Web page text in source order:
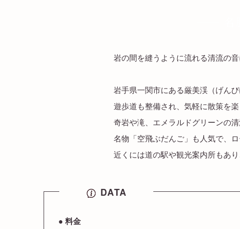
岩の間を縫うように流れる清流の
岩手県一関市にある厳美渓（げん
遊歩道も整備され、気軽に散策を楽
奇岩や滝、エメラルドグリーンの
名物「空飛ぶだんご」も人気で、
近くには道の駅や観光案内所もあ
DATA
料金